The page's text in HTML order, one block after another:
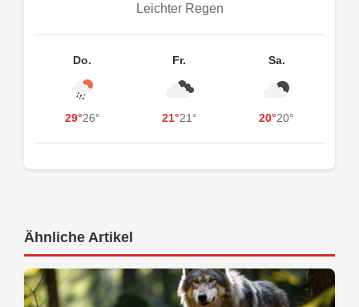
Leichter Regen
Do.
29°26°
Fr.
21°21°
Sa.
20°20°
Ähnliche Artikel